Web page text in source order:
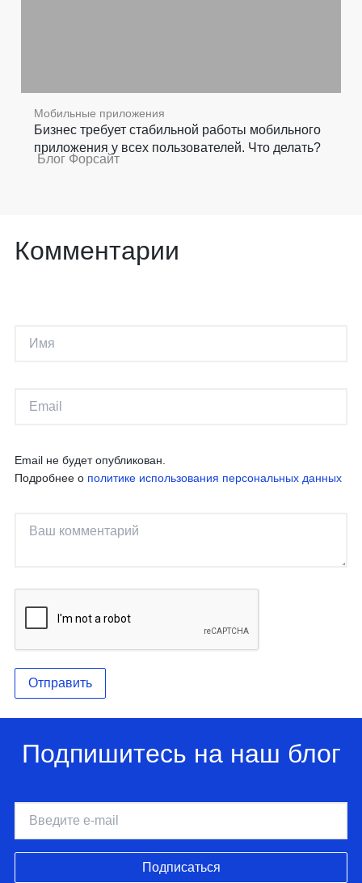
Мобильные приложения
Бизнес требует стабильной работы мобильного
приложения у всех пользователей. Что делать?
Блог Форсайт
Комментарии
Email не будет опубликован.
Подробнее о политике использования персональных данных
Отправить
Подпишитесь на наш блог